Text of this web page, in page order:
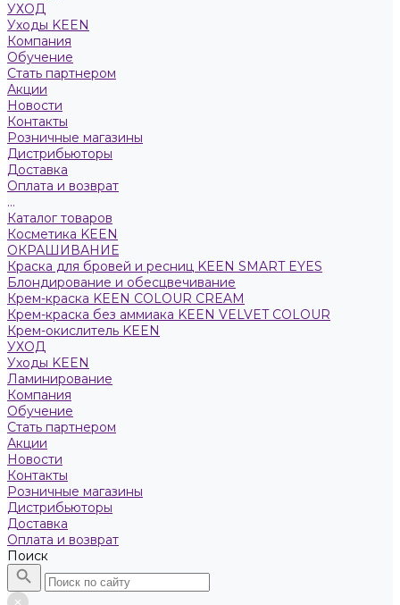
УХОД
Уходы KEEN
Компания
Обучение
Стать партнером
Акции
Новости
Контакты
Розничные магазины
Дистрибьюторы
Доставка
Оплата и возврат
...
Каталог товаров
Косметика KEEN
ОКРАШИВАНИЕ
Краска для бровей и ресниц KEEN SMART EYES
Блондирование и обесцвечивание
Крем-краска KEEN COLOUR CREAM
Крем-краска без аммиака KEEN VELVET COLOUR
Крем-окислитель KEEN
УХОД
Уходы KEEN
Ламинирование
Компания
Обучение
Стать партнером
Акции
Новости
Контакты
Розничные магазины
Дистрибьюторы
Доставка
Оплата и возврат
Поиск